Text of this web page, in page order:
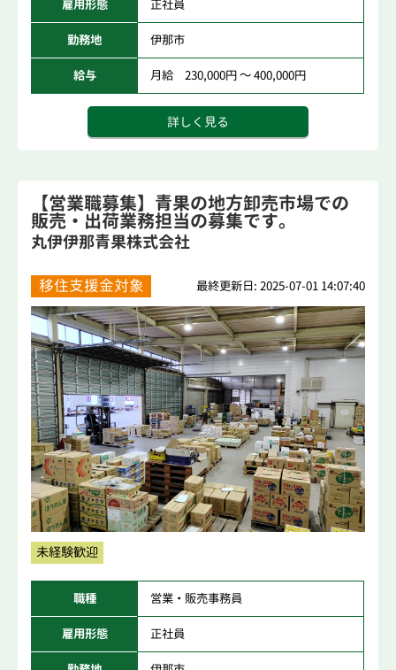
雇用形態 正社員
勤務地 伊那市
給与 月給 230,000円 ～ 400,000円
詳しく見る
【営業職募集】青果の地方卸売市場での
販売・出荷業務担当の募集です。
丸伊伊那青果株式会社
移住支援金対象 最終更新日: 2025-07-01 14:07:40
未経験歓迎
職種 営業・販売事務員
雇用形態 正社員